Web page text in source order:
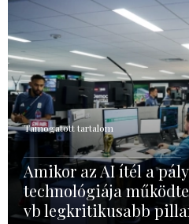
Támogatott tartalom
Amikor az AI ítél a
technológiája
vb legkritikusabb